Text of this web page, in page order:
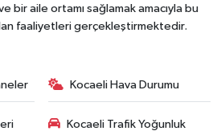
bir aile ortamı sağlamak amacıyla bu
faaliyetleri gerçekleştirmektedir.
Kocaeli Hava Durumu
Kocaeli Trafik Yoğunluk